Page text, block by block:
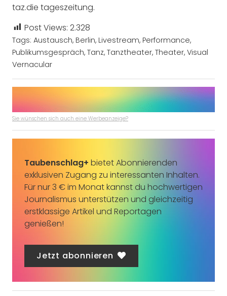
taz.die tageszeitung.
Post Views: 2.328
Tags: Austausch, Berlin, Livestream, Performance,
Publikumsgespräch, Tanz, Tanztheater, Theater, Visual
Vernacular
Sie wünschen sich auch eine Werbeanzeige?
Taubenschlag+ bietet Abonnierenden
exklusiven Zugang zu interessanten Inhalten.
Für nur 3 € im Monat kannst du hochwertigen
Journalismus unterstützen und gleichzeitig
erstklassige Artikel und Reportagen
genießen!
Jetzt abonnieren